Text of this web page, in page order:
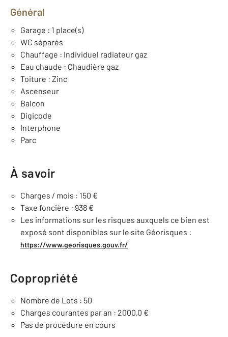
Général
Garage : 1 place(s)
WC séparés
Chauffage : Individuel radiateur gaz
Eau chaude : Chaudière gaz
Toiture : Zinc
Ascenseur
Balcon
Digicode
Interphone
Parc
À savoir
Charges / mois : 150 €
Taxe foncière : 938 €
Les informations sur les risques auxquels ce bien est
exposé sont disponibles sur le site Géorisques :
https://www.georisques.gouv.fr/
Copropriété
Nombre de Lots : 50
Charges courantes par an : 2000,0 €
Pas de procédure en cours